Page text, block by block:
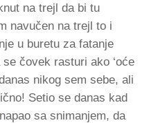
na trejl da bi tu
navučen na trejl to i
u buretu za fatanje
čovek rasturi ako ‘oće
nikog sem sebe, ali
Setio se danas kad
sa snimanjem, da